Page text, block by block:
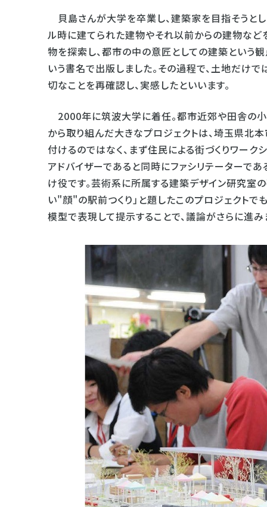
貝島さんが大学を卒業し、建築家を目指そうと
ル時に建てられた建物やそれ以前からの建物な
物を探索し、都市の中の意匠としての建築という観
いう書名で出版しました。その過程で、土地だけ
切なことを再確認し、実感したといいます。
2000年に筑波大学に着任。都市近郊や田舎の
から取り組んだ大きなプロジェクトは、埼玉県北
付けるのではなく、まず住民による街づくりワー
アドバイザーであると同時にファシリテーターで
け役です。芸術系に所属する建築デザイン研究室
い"顔"の駅前つくり」と題したこのプロジェクトで
模型で表現して提示することで、議論がさらに進み